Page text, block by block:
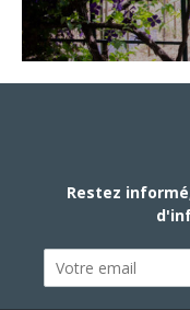
Restez